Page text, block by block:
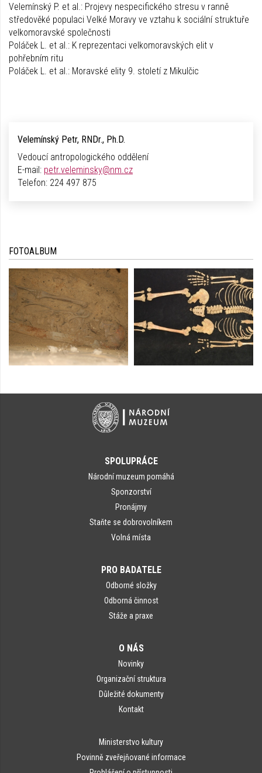
Velemínský P. et al.: Projevy nespecifického stresu v ranně
středověké populaci Velké Moravy ve vztahu k sociální struktuře
velkomoravské společnosti
Poláček L. et al.: K reprezentaci velkomoravských elit v
pohřebním ritu
Poláček L. et al.: Moravské elity 9. století z Mikulčic
Velemínský Petr, RNDr., Ph.D.
Vedoucí antropologického oddělení
E-mail: petr.veleminsky@nm.cz
Telefon: 224 497 875
FOTOALBUM
SPOLUPRÁCE
Národní muzeum pomáhá
Sponzorství
Pronájmy
Staňte se dobrovolníkem
Volná místa
PRO BADATELE
Odborné složky
Odborná činnost
Stáže a praxe
O NÁS
Novinky
Organizační struktura
Důležité dokumenty
Kontakt
Ministerstvo kultury
Povinně zveřejňované informace